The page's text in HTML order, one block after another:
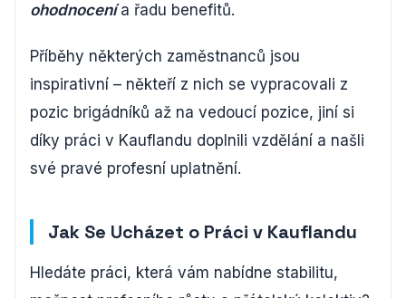
ohodnocenía řadu benefitů.
Příběhy některých zaměstnanců jsou
inspirativní – někteří z nich se vypracovali z
pozic brigádníků až na vedoucí pozice, jiní si
díky práci v Kauflandu doplnili vzdělání a našli
své pravé profesní uplatnění.
Jak Se Ucházet o Práci v Kauflandu
Hledáte práci, která vám nabídne stabilitu,